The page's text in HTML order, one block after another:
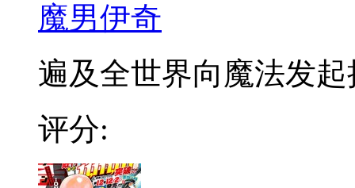
魔男伊奇
遍及全世界向魔法发起
评分: